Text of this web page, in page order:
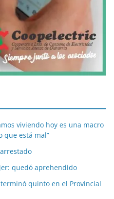
viviendo hoy es una macro
que está mal”
quedó aprehendido
quinto en el Provincial